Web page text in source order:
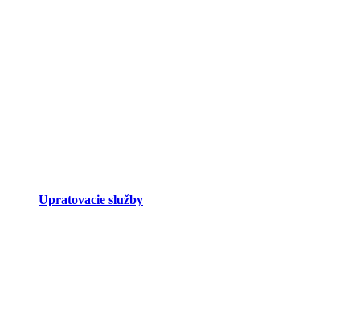
Upratovacie služby